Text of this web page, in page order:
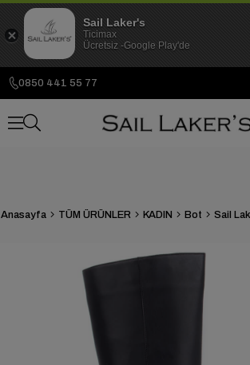
0850 441 55 77
Anasayfa TÜM ÜRÜNLER KADIN Bot
Sail Laker's
Ticimax
Ücretsiz -Google Play'de